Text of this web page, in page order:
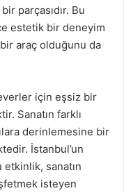
parçasıdır. Bu
estetik bir deneyim
bir araç olduğunu da
için eşsiz bir
Sanatın farklı
derinlemesine bir
İstanbul’un
sanatın
isteyen